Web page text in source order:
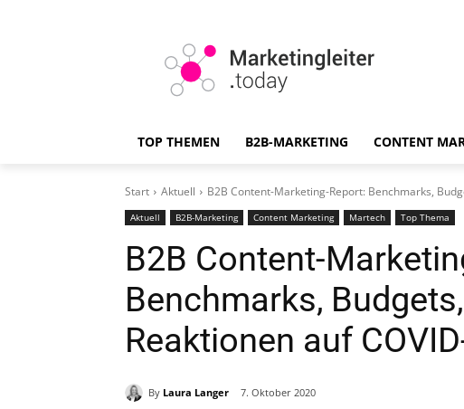
TOP THEMEN B2B-MARKETING CONTENT
Start Aktuell B2B Content-Marketing-Report: Benchmarks,
Aktuell B2B-Marketing Content Marketing Martech Top Thema
B2B Content-
Benchmarks,
Reaktionen auf
By Laura Langer 7. Oktober 2020